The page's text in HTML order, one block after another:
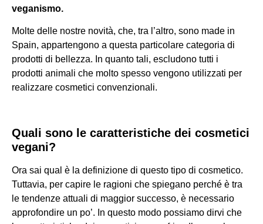
veganismo.
Molte delle nostre novità, che, tra l’altro, sono made in
Spain, appartengono a questa particolare categoria di
prodotti di bellezza. In quanto tali, escludono tutti i
prodotti animali che molto spesso vengono utilizzati per
realizzare cosmetici convenzionali.
Quali sono le caratteristiche dei cosmetici
vegani?
Ora sai qual è la definizione di questo tipo di cosmetico.
Tuttavia, per capire le ragioni che spiegano perché è tra
le tendenze attuali di maggior successo, è necessario
approfondire un po’. In questo modo possiamo dirvi che